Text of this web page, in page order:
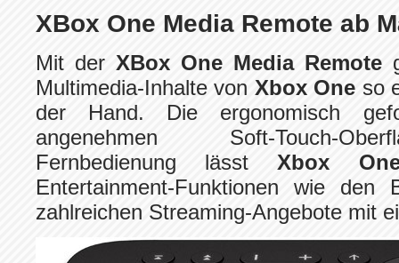
XBox One Media Remote ab
Mit der XBox One Media Remote
Multimedia-Inhalte von Xbox One so
der Hand. Die ergonomisch
angenehmen Soft-Touch-
Fernbedienung lässtXbox
Entertainment-Funktionen wie den
zahlreichen Streaming-Angebote mit